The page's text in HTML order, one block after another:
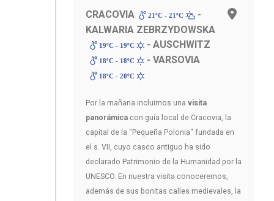
CRACOVIA 21ºC - 21ºC
-
KALWARIA ZEBRZYDOWSKA
19ºC - 19ºC - AUSCHWITZ
18ºC - 18ºC - VARSOVIA
18ºC - 20ºC
Por la mañana incluimos una visita
panorámica con guía local de Cracovia, la
capital de la "Pequeña Polonia" fundada en
el s. VII, cuyo casco antiguo ha sido
declarado Patrimonio de la Humanidad por la
UNESCO. En nuestra visita conoceremos,
además de sus bonitas calles medievales, la